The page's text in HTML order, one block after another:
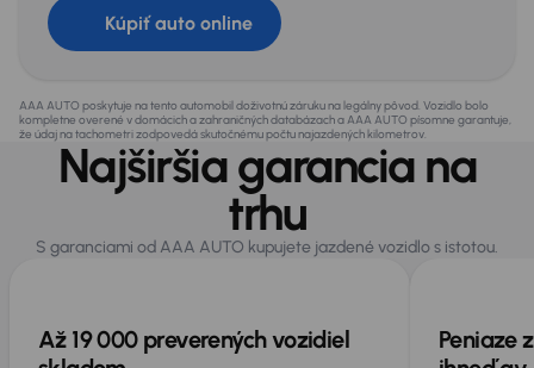
Kúpiť auto online
AAA AUTO poskytuje na tento automobil doživotnú záruku na legálny pôvod. Vozidlo bolo
kompletne overené v domácich a zahraničných databázach a AAA AUTO písomne garantuje,
že údaj na tachometri zodpovedá skutočnému počtu najazdených kilometrov.
Najširšia garancia na
trhu
S garanciami od AAA AUTO kupujete jazdené vozidlo s istotou.
Až 19 000 preverených vozidiel
Peniaze